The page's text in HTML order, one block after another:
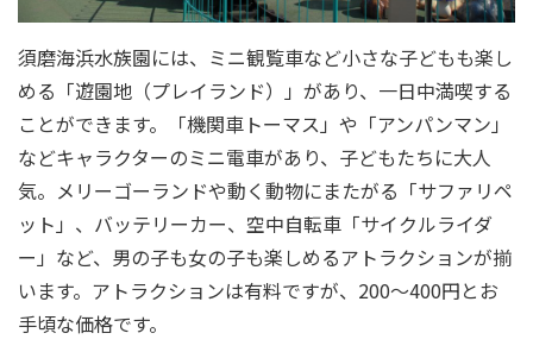
須磨海浜水族園には、ミニ観覧車など小さな子どもも楽し
める「遊園地（プレイランド）」があり、一日中満喫する
ことができます。「機関車トーマス」や「アンパンマン」
などキャラクターのミニ電車があり、子どもたちに大人
気。メリーゴーランドや動く動物にまたがる「サファリペ
ット」、バッテリーカー、空中自転車「サイクルライダ
ー」など、男の子も女の子も楽しめるアトラクションが揃
います。アトラクションは有料ですが、200～400円とお
手頃な価格です。